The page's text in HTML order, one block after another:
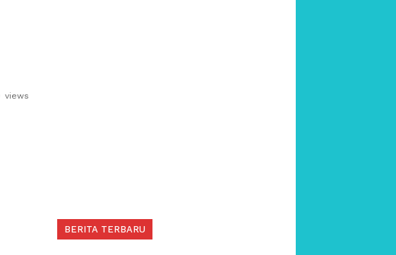
views
BERITA TERBARU